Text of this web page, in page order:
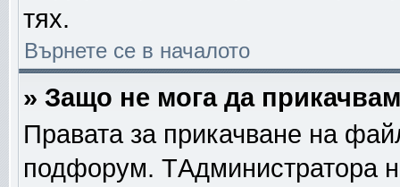
тях.
Върнете се в началото
» Защо не мога да
Правата за прикачване на
подфорум. TАдминистратора